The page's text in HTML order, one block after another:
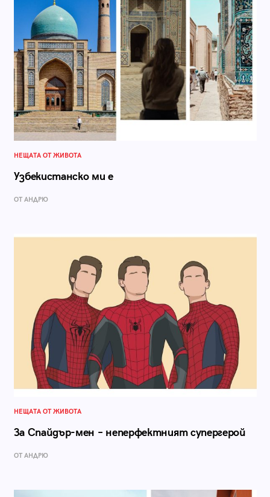
НЕЩАТА ОТ ЖИВОТА
Узбекистанско ми е
ОТ АНДРЮ
НЕЩАТА ОТ ЖИВОТА
За Спайдър-мен – неперфектният супергерой
ОТ АНДРЮ